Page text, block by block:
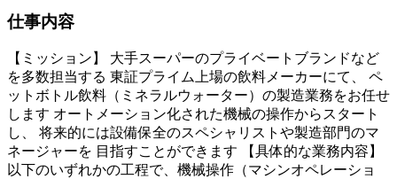
仕事内容
【ミッション】 大手スーパーのプライベートブランドなど
を多数担当する 東証プライム上場の飲料メーカーにて、 ペ
ットボトル飲料（ミネラルウォーター）の製造業務をお任せ
します オートメーション化された機械の操作からスタート
し、 将来的には設備保全のスペシャリストや製造部門のマ
ネージャーを 目指すことができます 【具体的な業務内容】
以下のいずれかの工程で、機械操作（マシンオペレーショ